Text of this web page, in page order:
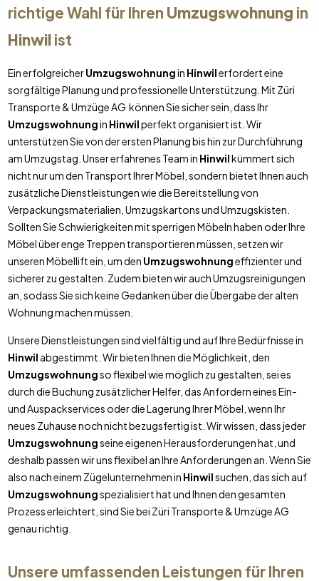
richtige Wahl für Ihren Umzugswohnung in
Hinwilist
Ein erfolgreicherUmzugswohnungin Hinwilerfordert eine
sorgfältige Planung und professionelle Unterstützung. Mit Züri
Transporte & Umzüge AG können Sie sicher sein, dass Ihr
Umzugswohnungin Hinwilperfekt organisiert ist. Wir
unterstützen Sie von der ersten Planung bis hin zur Durchführung
am Umzugstag. Unser erfahrenes Team in Hinwilkümmert sich
nicht nur um den Transport Ihrer Möbel, sondern bietet Ihnen auch
zusätzliche Dienstleistungen wie die Bereitstellung von
Verpackungsmaterialien, Umzugskartons und Umzugskisten.
Sollten Sie Schwierigkeiten mit sperrigen Möbeln haben oder Ihre
Möbel über enge Treppen transportieren müssen, setzen wir
unseren Möbellift ein, um den Umzugswohnungeffizienter und
sicherer zu gestalten. Zudem bieten wir auch Umzugsreinigungen
an, sodass Sie sich keine Gedanken über die Übergabe der alten
Wohnung machen müssen.
Unsere Dienstleistungen sind vielfältig und auf Ihre Bedürfnisse in
Hinwil abgestimmt. Wir bieten Ihnen die Möglichkeit, den
Umzugswohnungso flexibel wie möglich zu gestalten, sei es
durch die Buchung zusätzlicher Helfer, das Anfordern eines Ein-
und Auspackservices oder die Lagerung Ihrer Möbel, wenn Ihr
neues Zuhause noch nicht bezugsfertig ist. Wir wissen, dass jeder
Umzugswohnungseine eigenen Herausforderungen hat, und
deshalb passen wir uns flexibel an Ihre Anforderungen an. Wenn Sie
also nach einem Zügelunternehmen in Hinwilsuchen, das sich auf
Umzugswohnungspezialisiert hat und Ihnen den gesamten
Prozess erleichtert, sind Sie bei Züri Transporte & Umzüge AG
genau richtig.
Unsere umfassenden Leistungen für Ihren